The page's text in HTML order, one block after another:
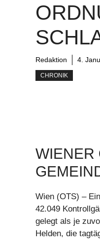
Redaktion 4.
CHRONIK
WIENER
Wien (OTS) –
42.049
gelegt als je
Helden, die